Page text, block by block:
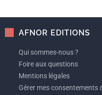
AFNOR EDITIONS
Qui sommes-nous ?
Foire aux questions
Mentions légales
Gérer mes consentements